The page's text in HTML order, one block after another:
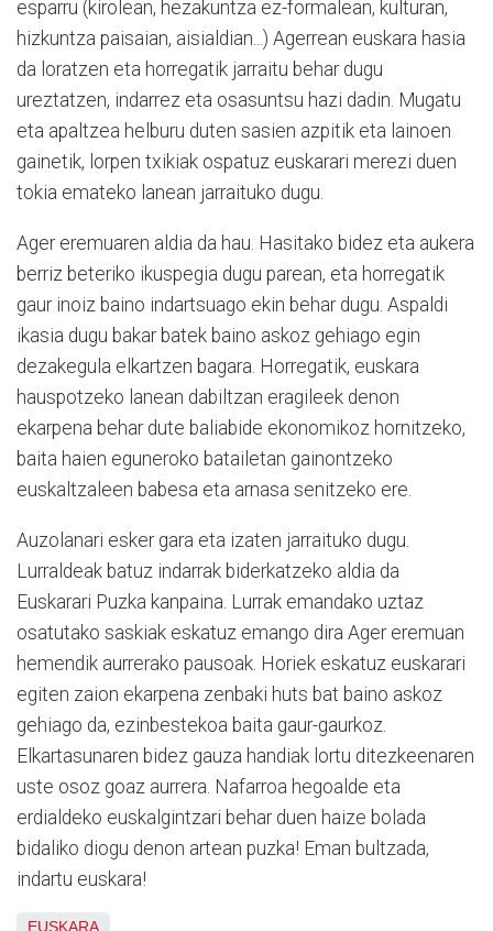
esparru (kirolean, hezakuntza ez-formalean, kulturan,
hizkuntza paisaian, aisialdian...) Agerrean euskara hasia
da loratzen eta horregatik jarraitu behar dugu
ureztatzen, indarrez eta osasuntsu hazi dadin. Mugatu
eta apaltzea helburu duten sasien azpitik eta lainoen
gainetik, lorpen txikiak ospatuz euskarari merezi duen
tokia emateko lanean jarraituko dugu.
Ager eremuaren aldia da hau. Hasitako bidez eta aukera
berriz beteriko ikuspegia dugu parean, eta horregatik
gaur inoiz baino indartsuago ekin behar dugu. Aspaldi
ikasia dugu bakar batek baino askoz gehiago egin
dezakegula elkartzen bagara. Horregatik, euskara
hauspotzeko lanean dabiltzan eragileek denon
ekarpena behar dute baliabide ekonomikoz hornitzeko,
baita haien eguneroko batailetan gainontzeko
euskaltzaleen babesa eta arnasa senitzeko ere.
Auzolanari esker gara eta izaten jarraituko dugu.
Lurraldeak batuz indarrak biderkatzeko aldia da
Euskarari Puzka kanpaina. Lurrak emandako uztaz
osatutako saskiak eskatuz emango dira Ager eremuan
hemendik aurrerako pausoak. Horiek eskatuz euskarari
egiten zaion ekarpena zenbaki huts bat baino askoz
gehiago da, ezinbestekoa baita gaur-gaurkoz.
Elkartasunaren bidez gauza handiak lortu ditezkeenaren
uste osoz goaz aurrera. Nafarroa hegoalde eta
erdialdeko euskalgintzari behar duen haize bolada
bidaliko diogu denon artean puzka! Eman bultzada,
indartu euskara!
EUSKARA